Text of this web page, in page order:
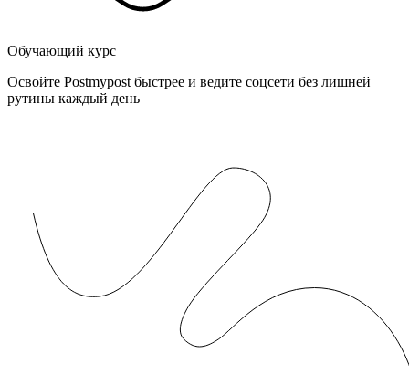
Обучающий курс
Освойте Postmypost быстрее и ведите соцсети без лишней
рутины каждый день